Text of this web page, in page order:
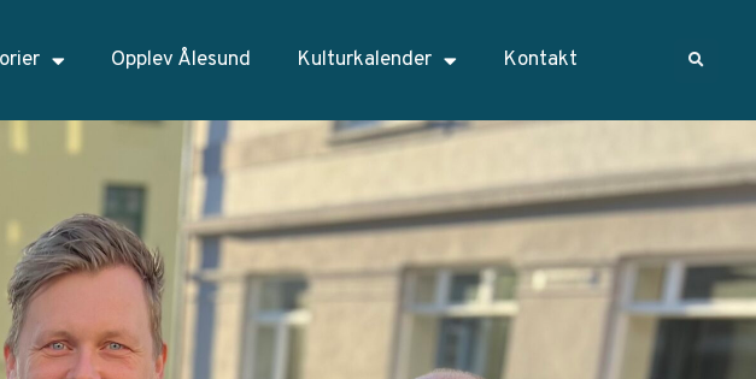
Opplev Ålesund Kulturkalender Kontakt